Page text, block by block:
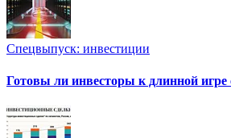
Спецвыпуск: инвестиции
Готовы ли инвесторы к длинной